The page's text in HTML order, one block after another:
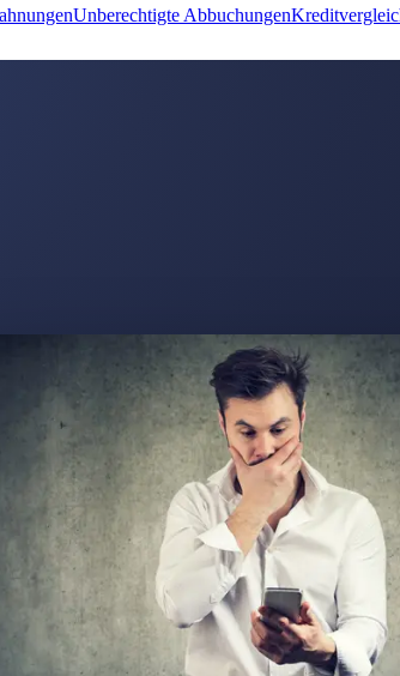
Unberechtigte Abbuchungen